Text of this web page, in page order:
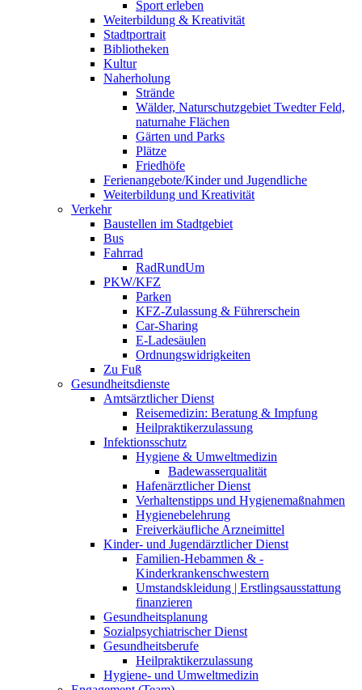
Sport erleben
Weiterbildung & Kreativität
Stadtportrait
Bibliotheken
Kultur
Naherholung
Strände
Wälder, Naturschutzgebiet Twedter Feld,
naturnahe Flächen
Gärten und Parks
Plätze
Friedhöfe
Ferienangebote/Kinder und Jugendliche
Weiterbildung und Kreativität
Verkehr
Baustellen im Stadtgebiet
Bus
Fahrrad
RadRundUm
PKW/KFZ
Parken
KFZ-Zulassung & Führerschein
Car-Sharing
E-Ladesäulen
Ordnungswidrigkeiten
Zu Fuß
Gesundheitsdienste
Amtsärztlicher Dienst
Reisemedizin: Beratung & Impfung
Heilpraktikerzulassung
Infektionsschutz
Hygiene & Umweltmedizin
Badewasserqualität
Hafenärztlicher Dienst
Verhaltenstipps und Hygienemaßnahmen
Hygienebelehrung
Freiverkäufliche Arzneimittel
Kinder- und Jugendärztlicher Dienst
Familien-Hebammen & -
Kinderkrankenschwestern
Umstandskleidung | Erstlingsausstattung
finanzieren
Gesundheitsplanung
Sozialpsychiatrischer Dienst
Gesundheitsberufe
Heilpraktikerzulassung
Hygiene- und Umweltmedizin